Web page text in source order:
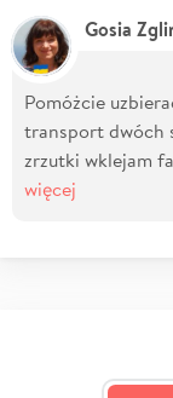
Gosia
Pomóżcie
transport dwóch
zrzutki wklejam
więcej